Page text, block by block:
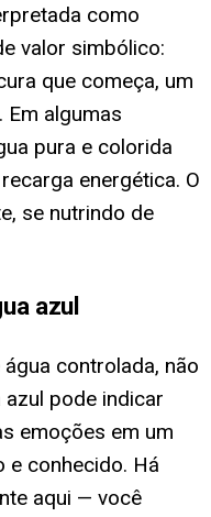
como
valor simbólico:
que começa, um
Em algumas
pura e colorida
energética. O
se nutrindo de
azul
controlada, não
azul pode indicar
emoções em um
e conhecido. Há
aqui — você